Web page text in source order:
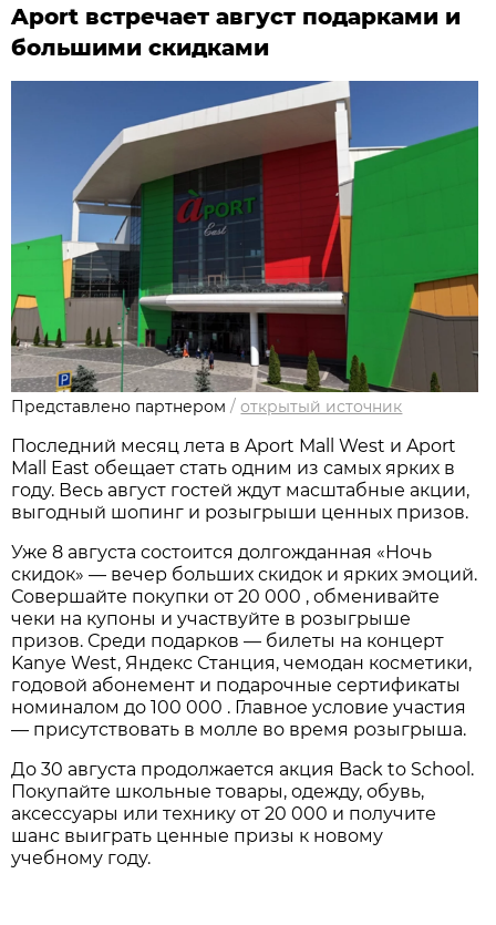
Aport встречает август подарками и
большими скидками
Представлено партнером /открытый источник
Последний месяц лета в Aport Mall West и Aport
Mall East обещает стать одним из самых ярких в
году. Весь август гостей ждут масштабные акции,
выгодный шопинг и розыгрыши ценных призов.
Уже 8 августа состоится долгожданная «Ночь
скидок» — вечер больших скидок и ярких эмоций.
Совершайте покупки от 20 000 , обменивайте
чеки на купоны и участвуйте в розыгрыше
призов. Среди подарков — билеты на концерт
Kanye West, Яндекс Станция, чемодан косметики,
годовой абонемент и подарочные сертификаты
номиналом до 100 000 . Главное условие участия
— присутствовать в молле во время розыгрыша.
До 30 августа продолжается акция Back to School.
Покупайте школьные товары, одежду, обувь,
аксессуары или технику от 20 000 и получите
шанс выиграть ценные призы к новому
учебному году.